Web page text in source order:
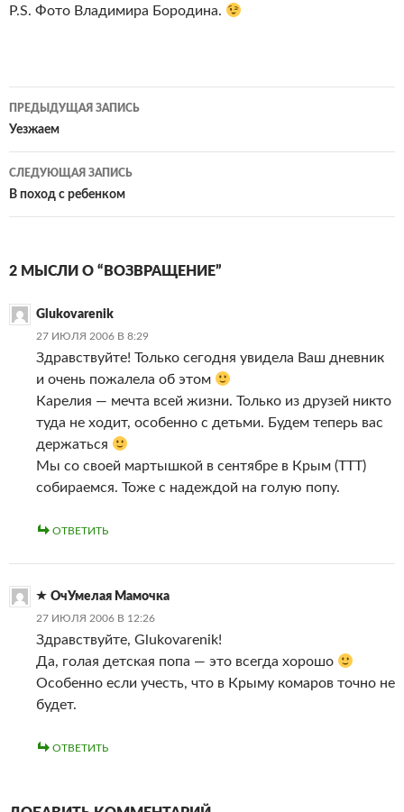
P.S. Фото Владимира Бородина.
Навигация
по
записям
ПРЕДЫДУЩАЯ ЗАПИСЬ
Уезжаем
СЛЕДУЮЩАЯ ЗАПИСЬ
В поход с ребенком
2 МЫСЛИ О “ВОЗВРАЩЕНИЕ”
Glukovarenik
27 ИЮЛЯ 2006 В 8:29
Здравствуйте! Только сегодня увидела Ваш дневник
и очень пожалела об этом
Карелия — мечта всей жизни. Только из друзей никто
туда не ходит, особенно с детьми. Будем теперь вас
держаться
Мы со своей мартышкой в сентябре в Крым (ТТТ)
собираемся. Тоже с надеждой на голую попу.
ОТВЕТИТЬ
ОчУмелая Мамочка
27 ИЮЛЯ 2006 В 12:26
Здравствуйте, Glukovarenik!
Да, голая детская попа — это всегда хорошо
Особенно если учесть, что в Крыму комаров точно не
будет.
ОТВЕТИТЬ